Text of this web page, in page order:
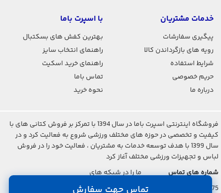
تماس جهت سفارش
خدمات مشتریان
پیگیری سفارشات
رویه های بازگرداندن کالا
شرایط استفاده
حریم خصوصی
درباره ما
با اسپرت باما
بهترین کفش های بسکتبال
راهنمای انتخاب سایز
راهنمای خرید اسکیت
تماس باما
نحوه خرید
فروشگاه اینترنتی اسپرت باما در سال 1394 با تمرکز بر فروش کتانی های با
کیفیت و تخصصی در حوزه های مختلف ورزشی شروع به فعالیت کرد و در
سال 1399 با هدف توسعه خدمات به مشتریان ، فعالیت خود را در فروش
لباس و تجهیزات ورزشی مختلف آغاز کرد
شماره های تماس
021-2842-7275
ما را در شبکه های
اجتماعی دنبال کنید